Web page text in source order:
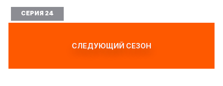
СЕРИЯ 24
СЛЕДУЮЩИЙ СЕЗОН